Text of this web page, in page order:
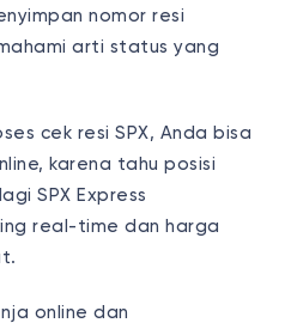
nomor resi
arti status yang
cek resi SPX, Anda bisa
karena tahu posisi
SPX Express
real-time dan harga
online dan